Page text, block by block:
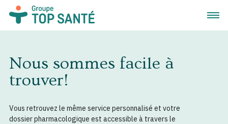
Ouvrir
Nous sommes facile à
trouver!
Vous retrouvez le même service personnalisé et votre
dossier pharmacologique est accessible à travers le